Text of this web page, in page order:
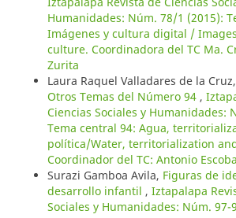
Humanidades: Núm. 78/1 (2015):
Imágenes y cultura digital /
culture. Coordinadora del TC Ma.
Zurita
Laura Raquel Valladares de la Cruz,
Otros Temas del Número 94 ,
Ciencias Sociales y Humanidades:
Tema central 94: Agua,
política/Water, territorialization
Coordinador del TC: Antonio
Surazi Gamboa Avila, Figuras de
desarrollo infantil , Iztapalapa
Sociales y Humanidades: Núm. 97-